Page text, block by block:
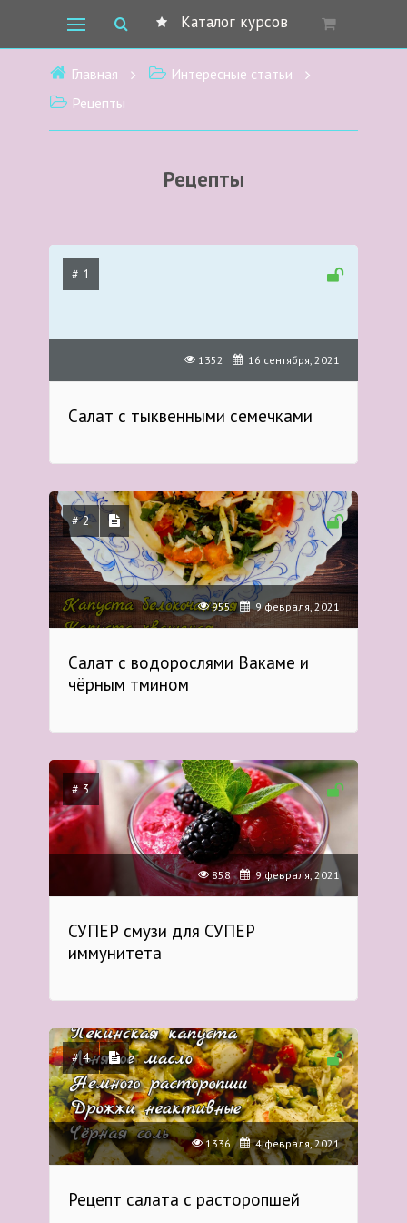
Каталог курсов
Главная
Интересные статьи
Рецепты
Рецепты
# 1
16 сентября, 2021
1352
Салат с тыквенными семечками
# 2
9 февраля, 2021
955
Салат с водорослями Вакаме и
чёрным тмином
# 3
9 февраля, 2021
858
СУПЕР смузи для СУПЕР
иммунитета
# 4
4 февраля, 2021
1336
Рецепт салата с расторопшей